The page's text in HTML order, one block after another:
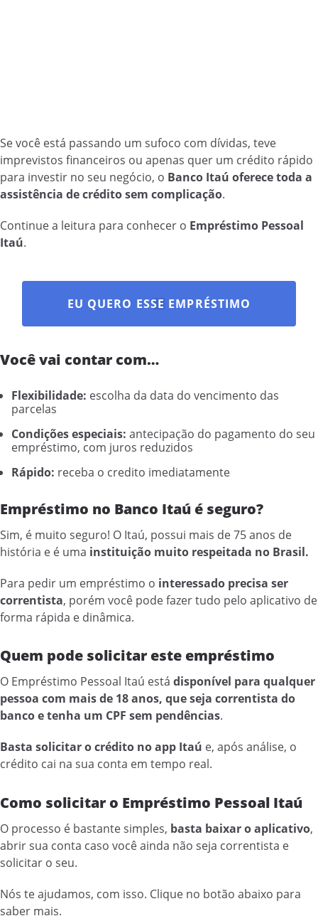
Se você está passando um sufoco com dívidas, teve
imprevistos financeiros ou apenas quer um crédito rápido
para investir no seu negócio, o Banco Itaú oferece toda a
assistência de crédito sem complicação.
Continue a leitura para conhecer o Empréstimo Pessoal
Itaú.
EU QUERO ESSE EMPRÉSTIMO
Você vai contar com…
Flexibilidade: escolha da data do vencimento das
parcelas
Condições especiais: antecipação do pagamento do seu
empréstimo, com juros reduzidos
Rápido: receba o credito imediatamente
Empréstimo no Banco Itaú é seguro?
Sim, é muito seguro! O Itaú, possui mais de 75 anos de
história e é uma instituição muito respeitada no Brasil.
Para pedir um empréstimo o interessado precisa ser
correntista, porém você pode fazer tudo pelo aplicativo de
forma rápida e dinâmica.
Quem pode solicitar este empréstimo
O Empréstimo Pessoal Itaú está disponível para qualquer
pessoa com mais de 18 anos, que seja correntista do
banco e tenha um CPF sem pendências.
Basta solicitar o crédito no app Itaú e, após análise, o
crédito cai na sua conta em tempo real.
Como solicitar o Empréstimo Pessoal Itaú
O processo é bastante simples, basta baixar o aplicativo,
abrir sua conta caso você ainda não seja correntista e
solicitar o seu.
Nós te ajudamos, com isso. Clique no botão abaixo para
saber mais.